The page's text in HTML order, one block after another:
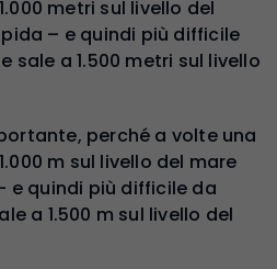
metri sul livello del
– e quindi più difficile
sale a 1.500 metri sul livello
perché a volte una
m sul livello del mare
e quindi più difficile da
a 1.500 m sul livello del